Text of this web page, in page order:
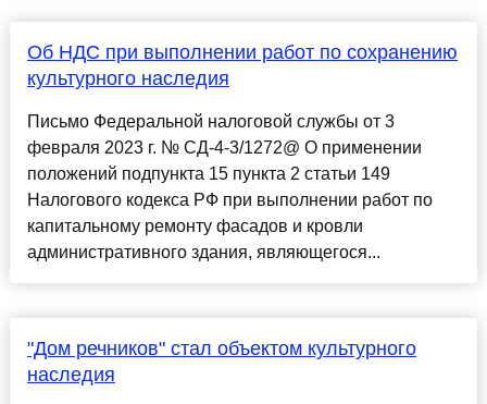
Об НДС при выполнении работ по сохранению
культурного наследия
Письмо Федеральной налоговой службы от 3
февраля 2023 г. № СД-4-3/1272@ О применении
положений подпункта 15 пункта 2 статьи 149
Налогового кодекса РФ при выполнении работ по
капитальному ремонту фасадов и кровли
административного здания, являющегося...
"Дом речников" стал объектом культурного
наследия